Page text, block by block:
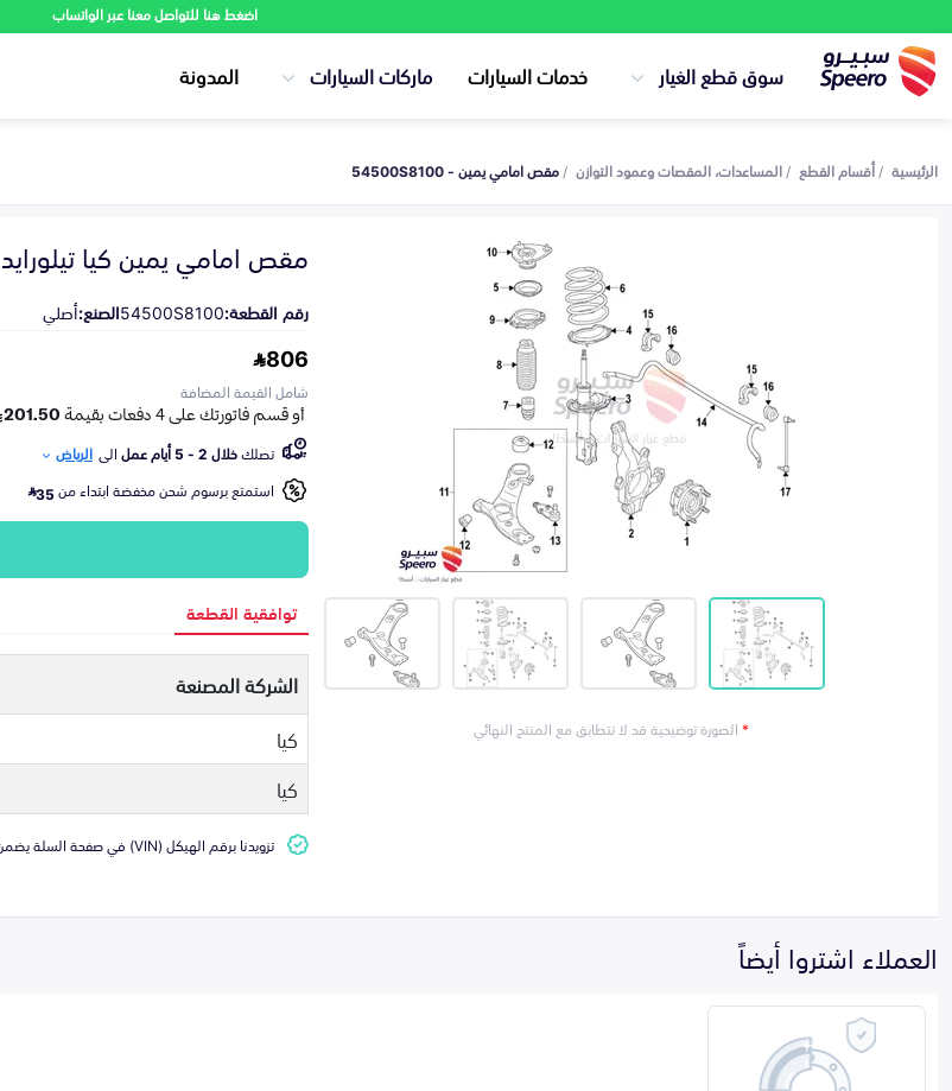
اضغط هنا للتواصل معنا عبر الواتساب
سوق قطع الغيار خدمات السيارات ماركات السيارات المدونة
الرئيسية أقسام القطع المساعدات، المقصات وعمود التوازن مقص امامي يمين - 54500S8100
*الصورة توضيحية قد لا تتطابق مع المنتج النهائي
مقص امامي يمين كيا تيلورايد 2019-2021
رقم القطعة:54500S8100الصنع:أصلي
806
شامل القيمة المضافة
تصلكخلال 2 - 5 أيام عمل الى الرياض
استمتع برسوم شحن مخفضة ابتداء من35
توافقية القطعة
الشركة المصنعة
كيا
كيا
تزويدنا برقم الهيكل (VIN) في صفحة السلة يضمن التطابق التام للقطعة مع سيارتك
العملاء اشتروا أيضاً